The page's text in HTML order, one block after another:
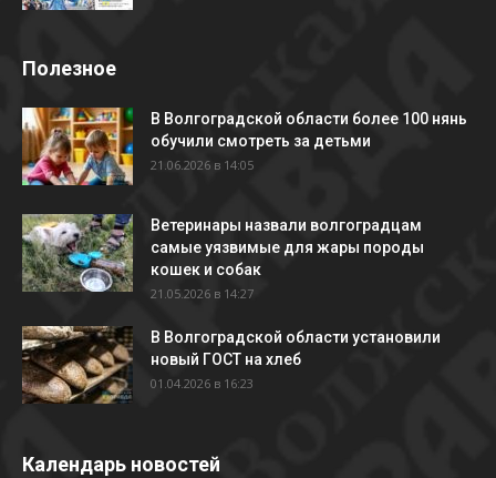
Полезное
В Волгоградской области более 100 нянь
обучили смотреть за детьми
21.06.2026 в 14:05
Ветеринары назвали волгоградцам
самые уязвимые для жары породы
кошек и собак
21.05.2026 в 14:27
В Волгоградской области установили
новый ГОСТ на хлеб
01.04.2026 в 16:23
Календарь новостей